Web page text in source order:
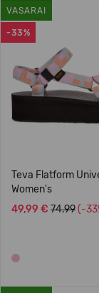
-33%
VASARAI
Teva Flatform
Women's
49,99 € 74.99 (-